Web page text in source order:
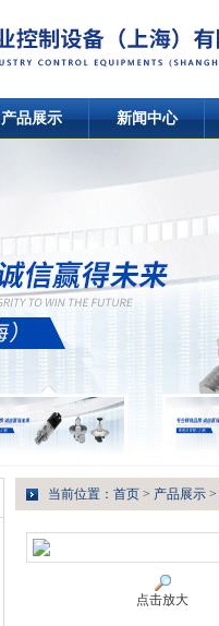
产品展示 新闻中心
当前位置： 首页 > 产品展示 >
点击放大